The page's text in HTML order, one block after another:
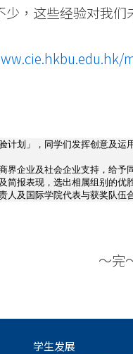
，这些经验对我们
计划」，同学们发挥创意及
界企业及社会企业支持，给予
简报表现，选出相属组别的优
人及国际学院代表与获奖队伍合
～完
学生发展